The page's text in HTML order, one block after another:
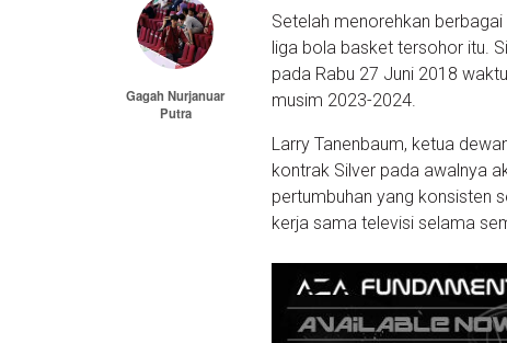
Gagah Nurjanuar
Putra
Setelah menorehkan
liga bola basket tersohor itu.
pada Rabu 27 Juni 2018
musim 2023-2024.
Larry Tanenbaum, ketua
kontrak Silver pada awalnya
pertumbuhan yang konsisten
kerja sama televisi selama